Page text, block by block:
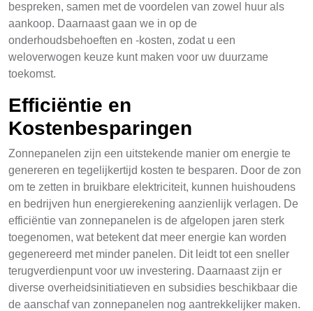
bespreken, samen met de voordelen van zowel huur als
aankoop. Daarnaast gaan we in op de
onderhoudsbehoeften en -kosten, zodat u een
weloverwogen keuze kunt maken voor uw duurzame
toekomst.
Efficiëntie en
Kostenbesparingen
Zonnepanelen zijn een uitstekende manier om energie te
genereren en tegelijkertijd kosten te besparen. Door de zon
om te zetten in bruikbare elektriciteit, kunnen huishoudens
en bedrijven hun energierekening aanzienlijk verlagen. De
efficiëntie van zonnepanelen is de afgelopen jaren sterk
toegenomen, wat betekent dat meer energie kan worden
gegenereerd met minder panelen. Dit leidt tot een sneller
terugverdienpunt voor uw investering. Daarnaast zijn er
diverse overheidsinitiatieven en subsidies beschikbaar die
de aanschaf van zonnepanelen nog aantrekkelijker maken.